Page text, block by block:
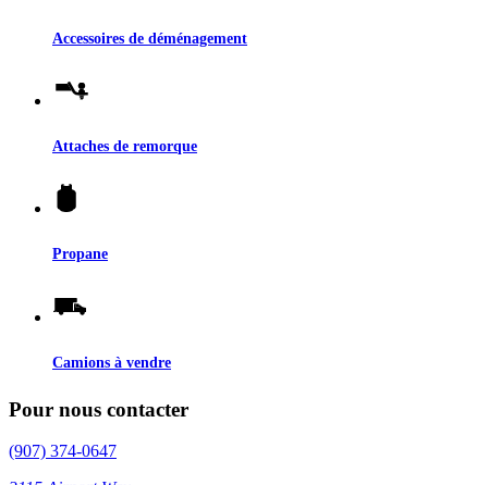
Accessoires de déménagement
Attaches de remorque
Propane
Camions à vendre
Pour nous contacter
(907) 374-0647